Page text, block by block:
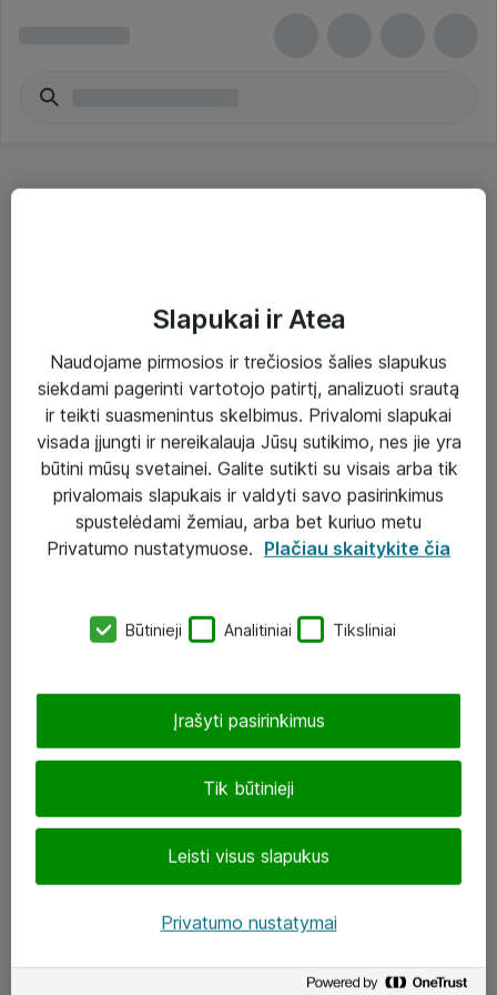
Sprendimai ir paslaugos
Paslaugos
Sprendimai
Įgyvendinti projektai
Atea ekspertų patarimai verslui
UAB „ATEA“
J. Rutkausko g. 6, Vilnius
Atea kontaktai
Aplankykite mus
Slapukai ir Atea
Naudojame pirmosios ir trečiosios šalies slapukus
siekdami pagerinti vartotojo patirtį, analizuoti srautą
ir teikti suasmenintus skelbimus. Privalomi slapukai
visada įjungti ir nereikalauja Jūsų sutikimo, nes jie yra
būtini mūsų svetainei. Galite sutikti su visais arba tik
privalomais slapukais ir valdyti savo pasirinkimus
spustelėdami žemiau, arba bet kuriuo metu
Privatumo nustatymuose. Plačiau skaitykite čia
Būtinieji Analitiniai Tiksliniai
Tik būtinieji
Leisti visus slapukus
Įrašyti pasirinkimus
Privatumo nustatymai